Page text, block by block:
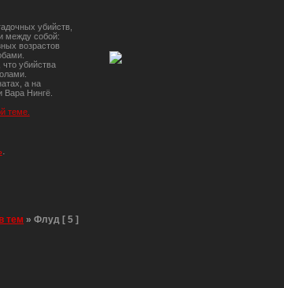
убийств,
между собой:
возрастов
убийства
а на
Вара Нингё.
теме.
.
тем »Флуд [ 5 ]